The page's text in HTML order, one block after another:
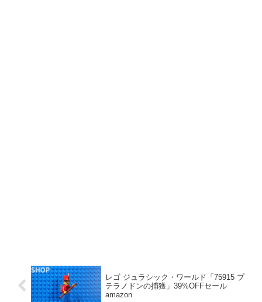
レゴ ジュラシック・ワールド「75915 プ
テラノドンの捕獲」39%OFFセール
amazon